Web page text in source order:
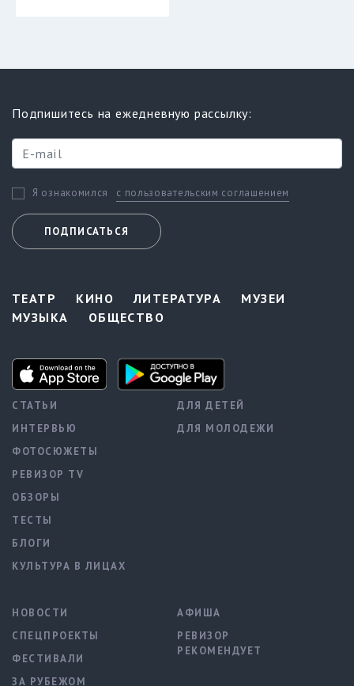
Подпишитесь на ежедневную рассылку:
Я ознакомился с пользовательским соглашением
ПОДПИСАТЬСЯ
ТЕАТР КИНО ЛИТЕРАТУРА
МУЗЕИ
МУЗЫКА
ОБЩЕСТВО
СТАТЬИ
ИНТЕРВЬЮ
ФОТОСЮЖЕТЫ
РЕВИЗОР TV
ОБЗОРЫ
ТЕСТЫ
БЛОГИ
КУЛЬТУРА В ЛИЦАХ
ДЛЯ ДЕТЕЙ
ДЛЯ МОЛОДЕЖИ
НОВОСТИ
СПЕЦПРОЕКТЫ
ФЕСТИВАЛИ
ЗА РУБЕЖОМ
АФИША
РЕВИЗОР
РЕКОМЕНДУЕТ